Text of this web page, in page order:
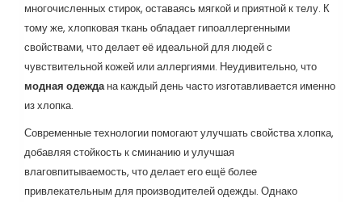
многочисленных стирок, оставаясь мягкой и приятной к телу. К
тому же, хлопковая ткань обладает гипоаллергенными
свойствами, что делает её идеальной для людей с
чувствительной кожей или аллергиями. Неудивительно, что
модная одеждана каждый день часто изготавливается именно
из хлопка.
Современные технологии помогают улучшать свойства хлопка,
добавляя стойкость к сминанию и улучшая
влаговпитываемость, что делает его ещё более
привлекательным для производителей одежды. Однако